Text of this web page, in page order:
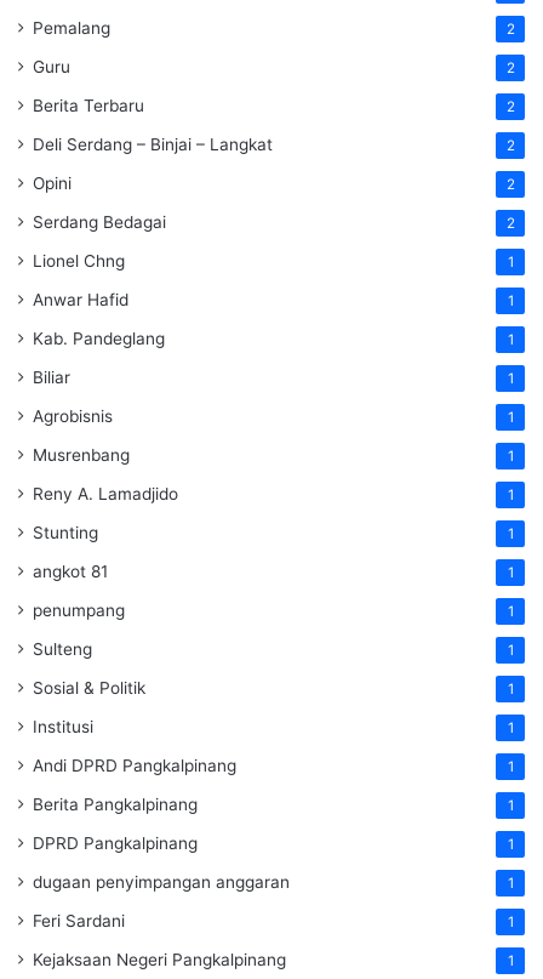
Pemalang 2
Guru 2
Berita Terbaru 2
Deli Serdang – Binjai – Langkat 2
Opini 2
Serdang Bedagai 2
Lionel Chng 1
Anwar Hafid 1
Kab. Pandeglang 1
Biliar 1
Agrobisnis 1
Musrenbang 1
Reny A. Lamadjido 1
Stunting 1
angkot 81 1
penumpang 1
Sulteng 1
Sosial & Politik 1
Institusi 1
Andi DPRD Pangkalpinang 1
Berita Pangkalpinang 1
DPRD Pangkalpinang 1
dugaan penyimpangan anggaran 1
Feri Sardani 1
Kejaksaan Negeri Pangkalpinang 1